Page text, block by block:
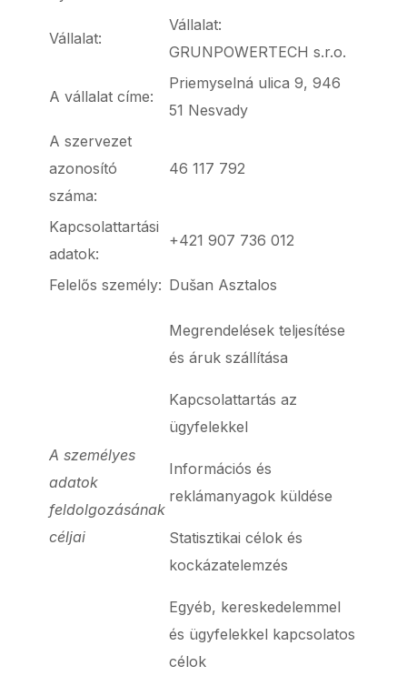
Vállalat:
Vállalat:
GRUNPOWERTECH s.r.o.
A vállalat címe:
Priemyselná ulica 9, 946
51 Nesvady
A szervezet
azonosító
száma:
46 117 792
Kapcsolattartási
adatok:
+421 907 736 012
Felelős személy: Dušan Asztalos
A személyes
adatok
feldolgozásának
céljai
Megrendelések teljesítése
és áruk szállítása
Kapcsolattartás az
ügyfelekkel
Információs és
reklámanyagok küldése
Statisztikai célok és
kockázatelemzés
Egyéb, kereskedelemmel
és ügyfelekkel kapcsolatos
célok